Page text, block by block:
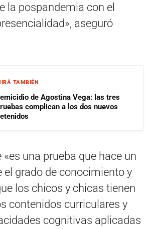
la pospandemia con el
aseguró
TAMBIÉN
de Agostina Vega: las tres
complican a los dos nuevos
«es una prueba que hace un
el grado de conocimiento y
los chicos y chicas tienen
contenidos curriculares y
cognitivas aplicadas